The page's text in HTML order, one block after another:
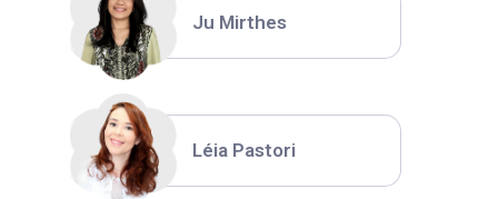
Ju Mirthes
Léia Pastori